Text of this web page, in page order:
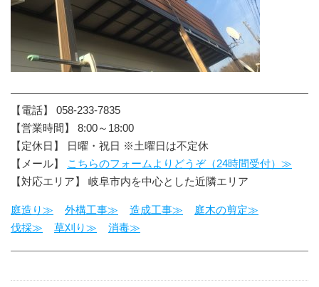
【電話】 058-233-7835
【営業時間】 8:00～18:00
【定休日】 日曜・祝日 ※土曜日は不定休
【メール】
こちらのフォームよりどうぞ（24時間受付）≫
【対応エリア】 岐阜市内を中心とした近隣エリア
庭造り≫ 外構工事≫ 造成工事≫
庭木の剪定≫
伐採≫
草刈り≫ 消毒≫